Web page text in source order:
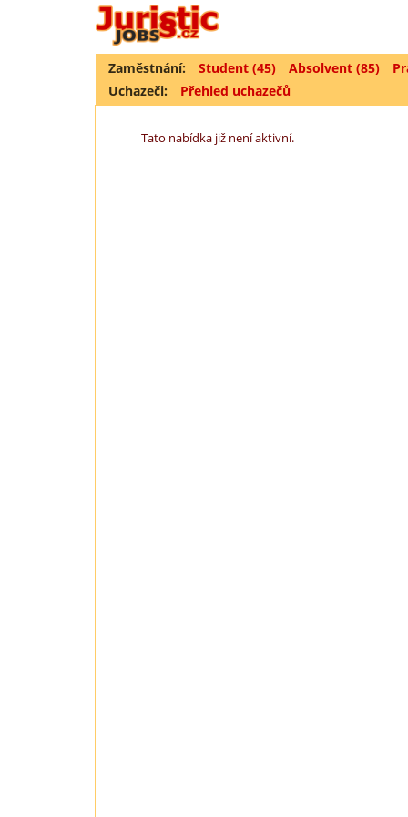
Zaměstnání: Student (45) Absolvent (85)
Uchazeči:
Přehled uchazečů
Tato nabídka již není aktivní.